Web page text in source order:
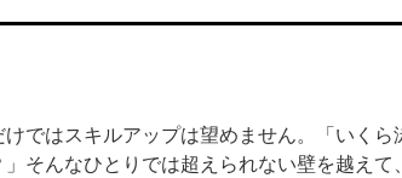
ではスキルアップは望めません。「いくら
そんなひとりでは超えられない壁を越えて